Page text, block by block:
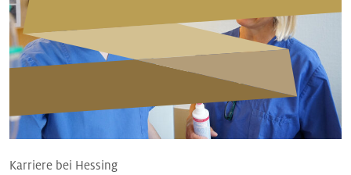
Karriere bei Hessing